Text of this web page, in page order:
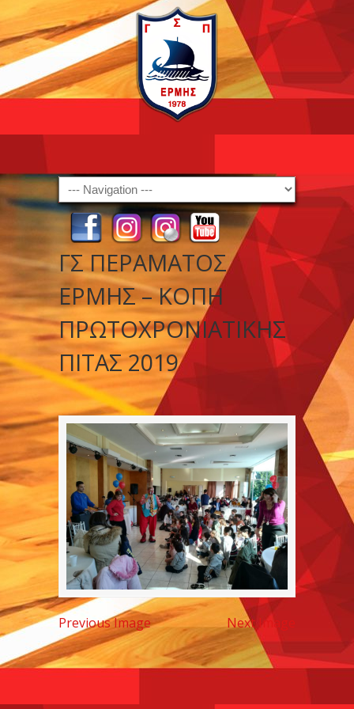
Navigation
ΓΣ ΠΕΡΑΜΑΤΟΣ
ΕΡΜΗΣ – ΚΟΠΗ
ΠΡΩΤΟΧΡΟΝΙΑΤΙΚΗΣ
ΠΙΤΑΣ 2019
Previous Image Next Image